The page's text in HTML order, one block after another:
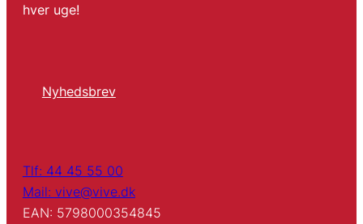
hver uge!
Nyhedsbrev
Tlf: 44 45 55 00
Mail: vive@vive.dk
EAN: 5798000354845